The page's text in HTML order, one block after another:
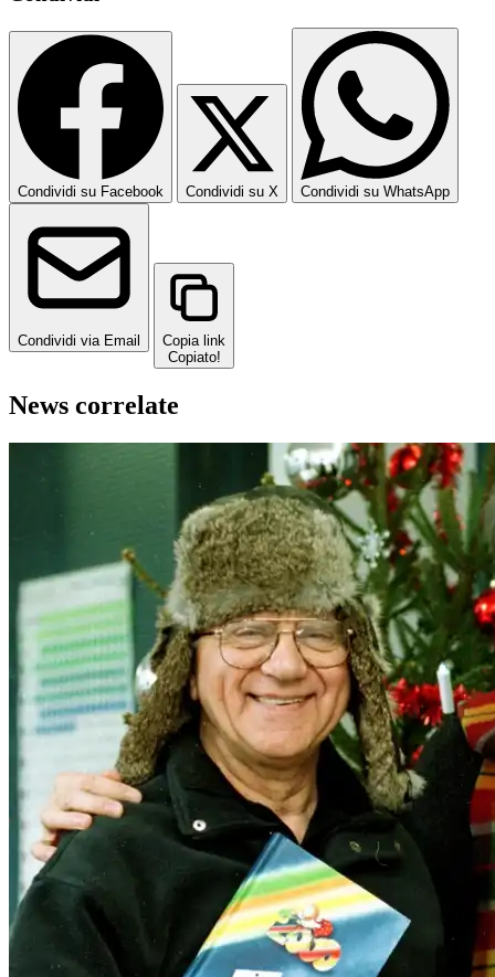
Condividi su Facebook Condividi su X Condividi su WhatsApp
Condividi via Email
Copia link
Copiato!
News correlate